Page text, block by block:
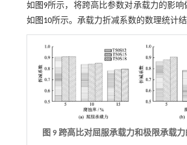
如 图9所示，将跨高比参数对承载力的影响
如 图10所示。承载力折减系数的数理统计
图 9 跨高比对屈服承载力和极限承载